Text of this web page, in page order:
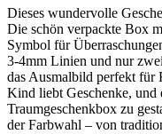
Dieses wundervolle
Die schön verpackte Box
Symbol für
3-4mm Linien und nur
das Ausmalbild perfekt für
Kind liebt Geschenke, und
Traumgeschenkbox zu
der Farbwahl – von